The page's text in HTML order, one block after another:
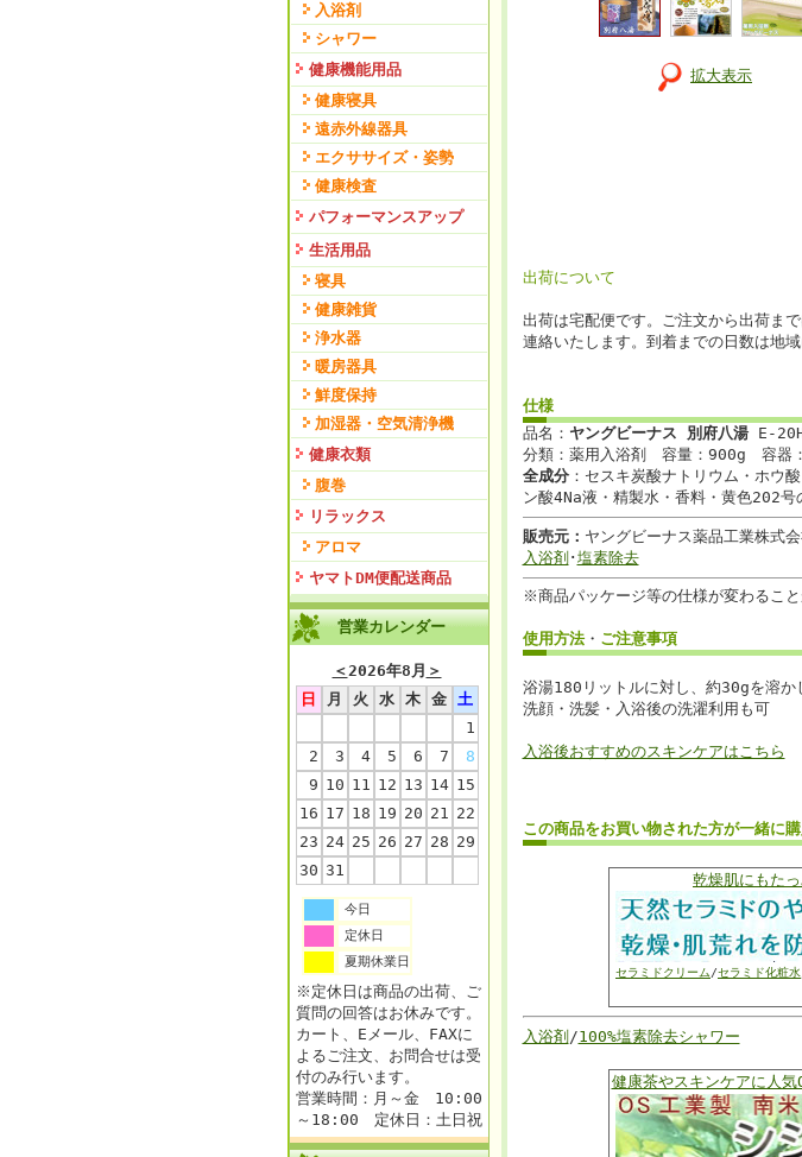
入浴剤
シャワー
健康機能用品
健康寝具
遠赤外線器具
エクササイズ・姿勢
健康検査
パフォーマンスアップ
生活用品
寝具
健康雑貨
浄水器
暖房器具
鮮度保持
加湿器・空気清浄機
健康衣類
腹巻
リラックス
アロマ
ヤマトDM便配送商品
営業カレンダー
＜2026年8月 ＞
日
月 火 水 木 金 土
1
2
3 4 5 6 7
8
9 10 11 12 13 14 15
16 17 18 19 20 21 22
23 24 25 26 27 28 29
30 31
今日
定休日
夏期休業日
※定休日は商品の出荷、ご
質問の回答はお休みです。
カート、Eメール、FAXに
よるご注文、お問合せは受
付のみ行います。
営業時間：月～金 10:00
～18:00 定休日：土日祝
拡大表示
出荷について
出荷は宅配便です。ご注文から出荷ま
連絡いたします。到着までの日数は地
仕様
品名： ヤングビーナス 別府八湯E-20H
分類：薬用入浴剤 容量：900g 容器
全成分：セスキ炭酸ナトリウム・ホウ
ン酸4Na液・精製水・香料・黄色202
販売元： ヤングビーナス薬品工業株式
入浴剤 ･塩素除去
※商品パッケージ等の仕様が変わること
使用方法・ ご注意事項
浴湯180リットルに対し、約30gを溶か
洗顔・洗髪・入浴後の洗濯利用も可
入浴後おすすめのスキンケアはこちら
この商品をお買い物された方が一緒に
乾燥肌にもた
セラミドクリーム/セラミド化粧水
入浴剤 /100%塩素除去シャワー
健康茶やスキンケアに人気